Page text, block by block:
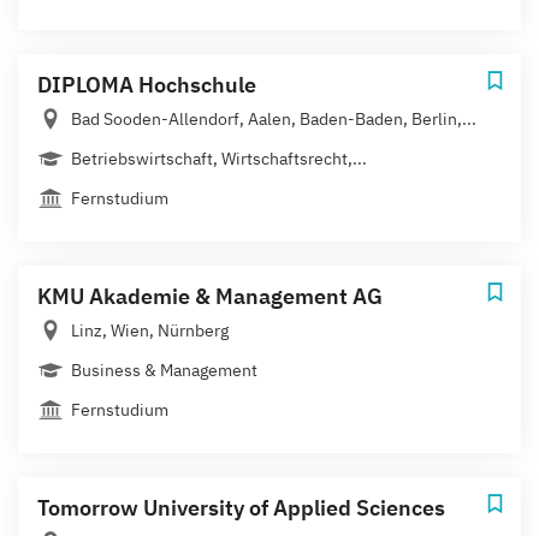
DIPLOMA Hochschule
Bad Sooden-Allendorf, Aalen, Baden-Baden, Berlin,...
Betriebswirtschaft, Wirtschaftsrecht,...
Fernstudium
KMU Akademie & Management AG
Linz, Wien, Nürnberg
Business & Management
Fernstudium
Tomorrow University of Applied Sciences